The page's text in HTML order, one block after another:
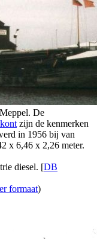
De
kont zijn de kenmerken
in 1956 bij van
x 6,46 x 2,26 meter.
diesel. [DB
formaat)